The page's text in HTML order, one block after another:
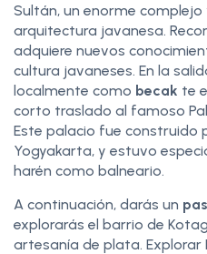
Sultán, un enorme
arquitectura javanesa.
adquiere nuevos
cultura javaneses. En la
localmente como becak te
corto traslado al famoso
Este palacio fue construido
Yogyakarta, y estuvo
harén como balneario.
A continuación, darás un
explorarás el barrio de
artesanía de plata. Explorar